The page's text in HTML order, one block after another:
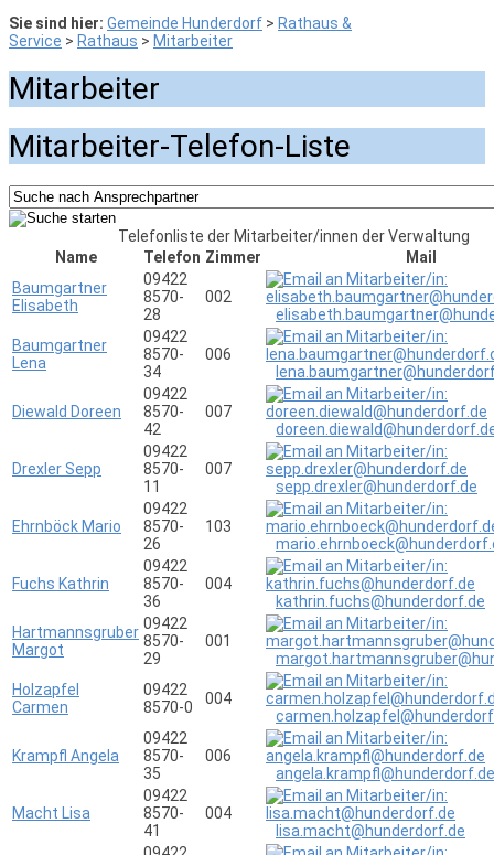
Sie sind hier: Gemeinde Hunderdorf > Rathaus &
Service > Rathaus > Mitarbeiter
Mitarbeiter
Mitarbeiter-Telefon-Liste
Telefonliste der Mitarbeiter/innen der Verwaltung
Name
Telefon Zimmer
Mail
Baumgartner
Elisabeth
09422
8570-
28
002
Baumgartner
Lena
09422
8570-
34
006
Diewald Doreen
09422
8570-
42
007
Drexler Sepp
09422
8570-
11
007
sepp.drexler@hunderdorf.de
Ehrnböck Mario
09422
8570-
26
103
Fuchs Kathrin
09422
8570-
36
004
kathrin.fuchs@hunderdorf.de
Hartmannsgruber
Margot
09422
8570-
29
001
Holzapfel
Carmen
09422
8570-0
004
Krampfl Angela
09422
8570-
35
006
angela.krampfl@hunderdorf.de
Macht Lisa
09422
8570-
41
004
lisa.macht@hunderdorf.de